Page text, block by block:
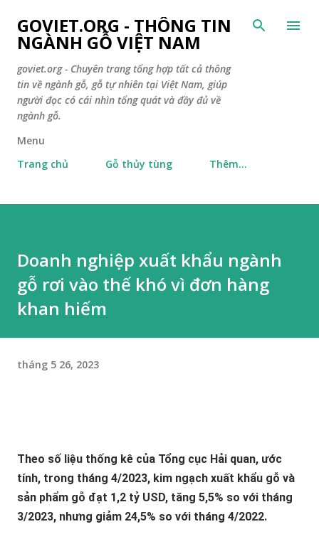
Chuyển đến nội dung chính
GOVIET.ORG - THÔNG TIN
NGÀNH GỖ VIỆT NAM
goviet.org - Chuyên trang tổng hợp tất cả thông
tin về ngành gỗ, gỗ tự nhiên tại Việt Nam, giúp
người đọc có cái nhìn tổng quát và đầy đủ về
ngành gỗ.
Menu
Trang chủ
Gỗ thủy tùng Thêm…
Doanh nghiệp xuất khẩu ngành
gỗ rơi vào thế khó vì đơn hàng
khan hiếm
tháng 5 26, 2023
Theo số liệu thống kê của Tổng cục Hải quan, ước
tính, trong tháng 4/2023, kim ngạch xuất khẩu gỗ và
sản phẩm gỗ đạt 1,2 tỷ USD, tăng 5,5% so với tháng
3/2023, nhưng giảm 24,5% so với tháng 4/2022.